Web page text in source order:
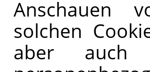
Anschauen
solchen
aber auch